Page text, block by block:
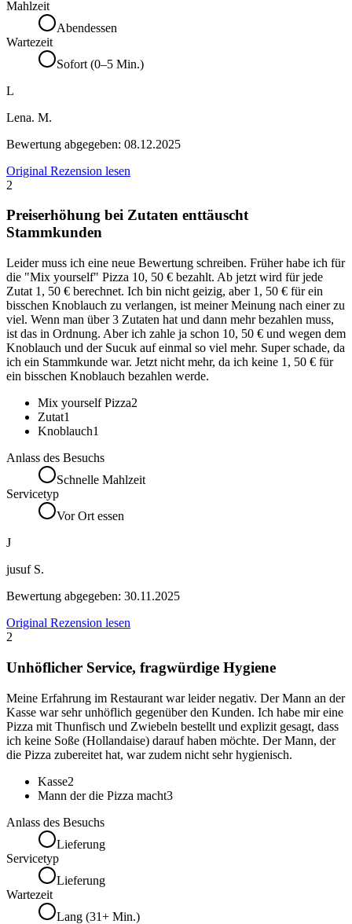
Mahlzeit
Abendessen
Wartezeit
Sofort (0–5 Min.)
L
Lena. M.
Bewertung abgegeben: 08.12.2025
Original Rezension lesen
2
Preiserhöhung bei Zutaten enttäuscht
Stammkunden
Leider muss ich eine neue Bewertung schreiben. Früher habe ich für
die "Mix yourself" Pizza 10, 50 € bezahlt. Ab jetzt wird für jede
Zutat 1, 50 € berechnet. Ich bin nicht geizig, aber 1, 50 € für ein
bisschen Knoblauch zu verlangen, ist meiner Meinung nach einer zu
viel. Wenn man über 3 Zutaten hat und dann mehr bezahlen muss,
ist das in Ordnung. Aber ich zahle ja schon 10, 50 € und wegen dem
Knoblauch und der Sucuk auf einmal so viel mehr. Super schade, da
ich ein Stammkunde war. Jetzt nicht mehr, da ich keine 1, 50 € für
ein bisschen Knoblauch bezahlen werde.
Mix yourself Pizza2
Zutat1
Knoblauch1
Anlass des Besuchs
Schnelle Mahlzeit
Servicetyp
Vor Ort essen
J
jusuf S.
Bewertung abgegeben: 30.11.2025
Original Rezension lesen
2
Unhöflicher Service, fragwürdige Hygiene
Meine Erfahrung im Restaurant war leider negativ. Der Mann an der
Kasse war sehr unhöflich gegenüber den Kunden. Ich habe mir eine
Pizza mit Thunfisch und Zwiebeln bestellt und explizit gesagt, dass
ich keine Soße (Hollandaise) darauf haben möchte. Der Mann, der
die Pizza zubereitet hat, war zudem nicht sehr hygienisch.
Kasse2
Mann der die Pizza macht3
Anlass des Besuchs
Lieferung
Servicetyp
Lieferung
Wartezeit
Lang (31+ Min.)